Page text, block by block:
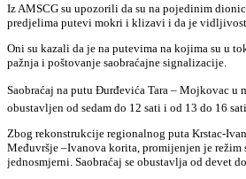
Iz AMSCG su upozorili da su na pojedinim
predjelima putevi mokri i klizavi i da je vidljivost
Oni su kazali da je na putevima na kojima su u
pažnja i poštovanje saobraćajne signalizacije.
Saobraćaj na putu Đurđevića Tara – Mojkovac u
obustavljen od sedam do 12 sati i od 13 do 16
Zbog rekonstrukcije regionalnog puta Krstac-
Međuvršje –Ivanova korita, promijenjen je režim
jednosmjerni. Saobraćaj se obustavlja od devet